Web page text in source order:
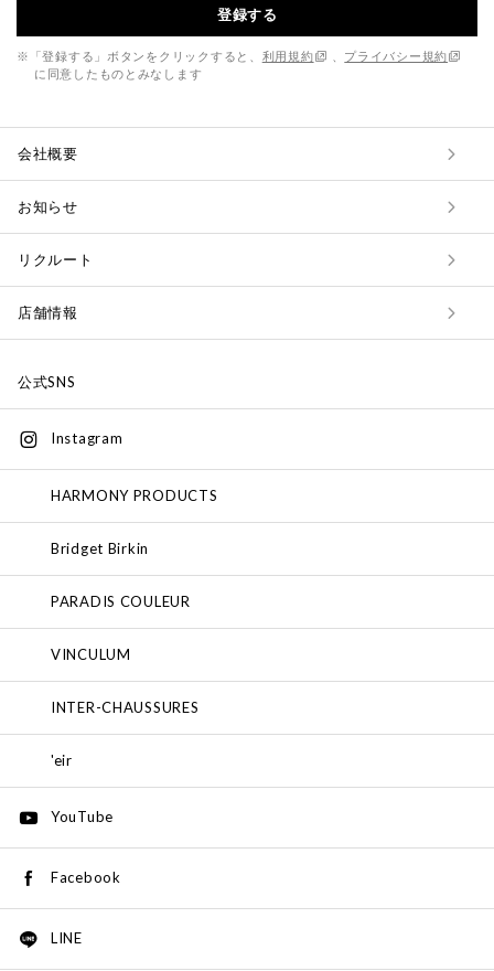
登録する
※「登録する」ボタンをクリックすると、 利用規約
プライバシー規約
に同意したものとみなします
会社概要
お知らせ
リクルート
店舗情報
公式SNS
Instagram
HARMONY PRODUCTS
Bridget Birkin
PARADIS COULEUR
VINCULUM
INTER-CHAUSSURES
'eir
YouTube
Facebook
LINE